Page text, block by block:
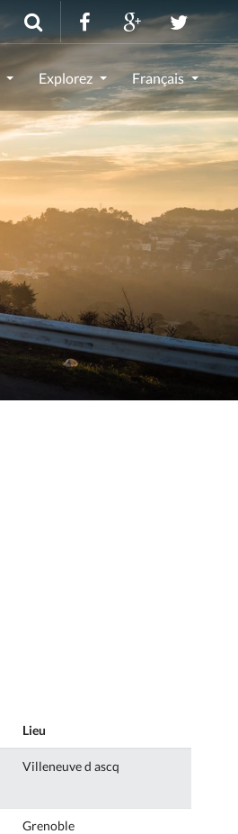
Explorez Français
Lieu
Villeneuve d ascq
Grenoble